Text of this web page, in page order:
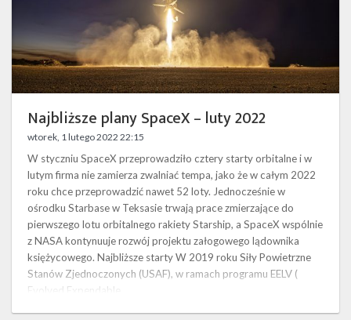
Najbliższe plany SpaceX – luty 2022
wtorek, 1 lutego 2022 22:15
W styczniu SpaceX przeprowadziło cztery starty orbitalne i w
lutym firma nie zamierza zwalniać tempa, jako że w całym 2022
roku chce przeprowadzić nawet 52 loty. Jednocześnie w
ośrodku Starbase w Teksasie trwają prace zmierzające do
pierwszego lotu orbitalnego rakiety Starship, a SpaceX wspólnie
z NASA kontynuuje rozwój projektu załogowego lądownika
księżycowego. Najbliższe starty W 2019 roku Siły Powietrzne
Stanów Zjednoczonych (USAF), w ramach programu EELV (
Evolved Expendable …